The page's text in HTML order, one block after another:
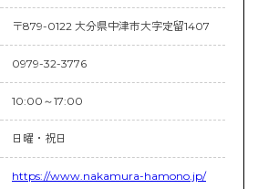
〒879-0122 大分県中津市大字定留1407
0979-32-3776
10:00～17:00
日曜・祝日
https://www.nakamura-hamono.jp/